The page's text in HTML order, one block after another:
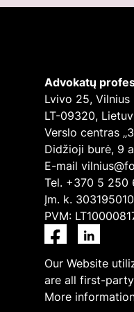
Our Website
are all first-
More
Advokatų
Lvivo 25, Vilnius
LT-09320,
Verslo centras
Didžioji burė, 9
E-mail
Tel. +370 5 250
Įm. k. 303195010
PVM:
FacebookLinkedIn